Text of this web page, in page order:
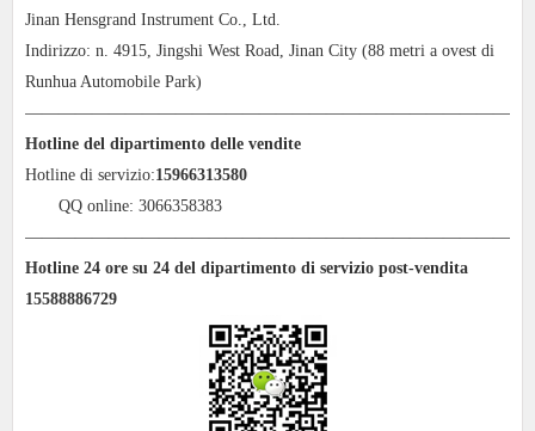
Jinan Hensgrand Instrument Co., Ltd.
Indirizzo: n. 4915, Jingshi West Road, Jinan City (88 metri a ovest di
Runhua Automobile Park)
Hotline del dipartimento delle vendite
Hotline di servizio:15966313580
QQ online: 3066358383
Hotline 24 ore su 24 del dipartimento di servizio post-vendita
15588886729